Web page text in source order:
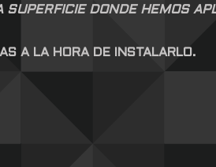
DONDE HEMOS
A LA HORA DE INSTALARLO.